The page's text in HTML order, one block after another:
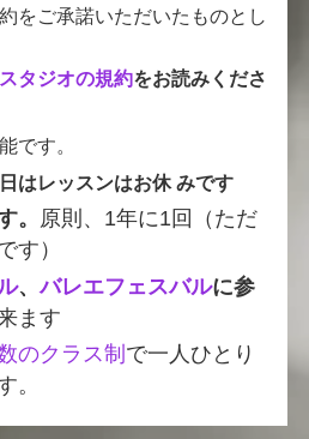
をご承諾いただいたものとし
スタジオの規約をお読みくださ
です。
はレッスンはお休 みです
。
原則、1年に1回（ただ
す）
、バレエフェスバルに参
ます
のクラス制 で一人ひとり
。